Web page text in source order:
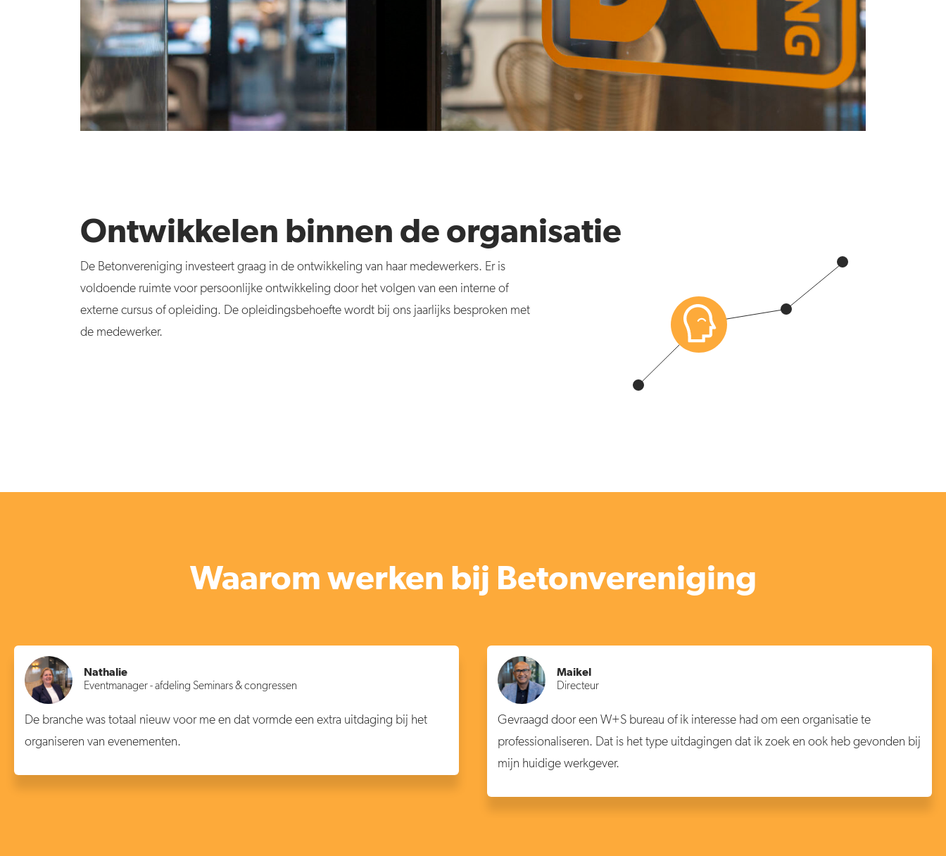
Ontwikkelen binnen de organisatie
De Betonvereniging investeert graag in de ontwikkeling van haar medewerkers. Er is
voldoende ruimte voor persoonlijke ontwikkeling door het volgen van een interne of
externe cursus of opleiding. De opleidingsbehoefte wordt bij ons jaarlijks besproken met
de medewerker.
Waarom werken bij Betonvereniging
Nathalie
Eventmanager - afdeling Seminars & congressen
De branche was totaal nieuw voor me en dat vormde een extra uitdaging bij het
organiseren van evenementen.
Maikel
Directeur
Gevraagd door een W+S bureau of ik interesse had om een organisatie te
professionaliseren. Dat is het type uitdagingen dat ik zoek en ook heb gevonden bij
mijn huidige werkgever.